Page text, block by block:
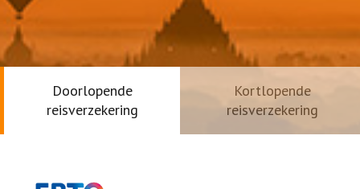
Doorlopende
reisverzekering
Kortlopende
reisverzekering